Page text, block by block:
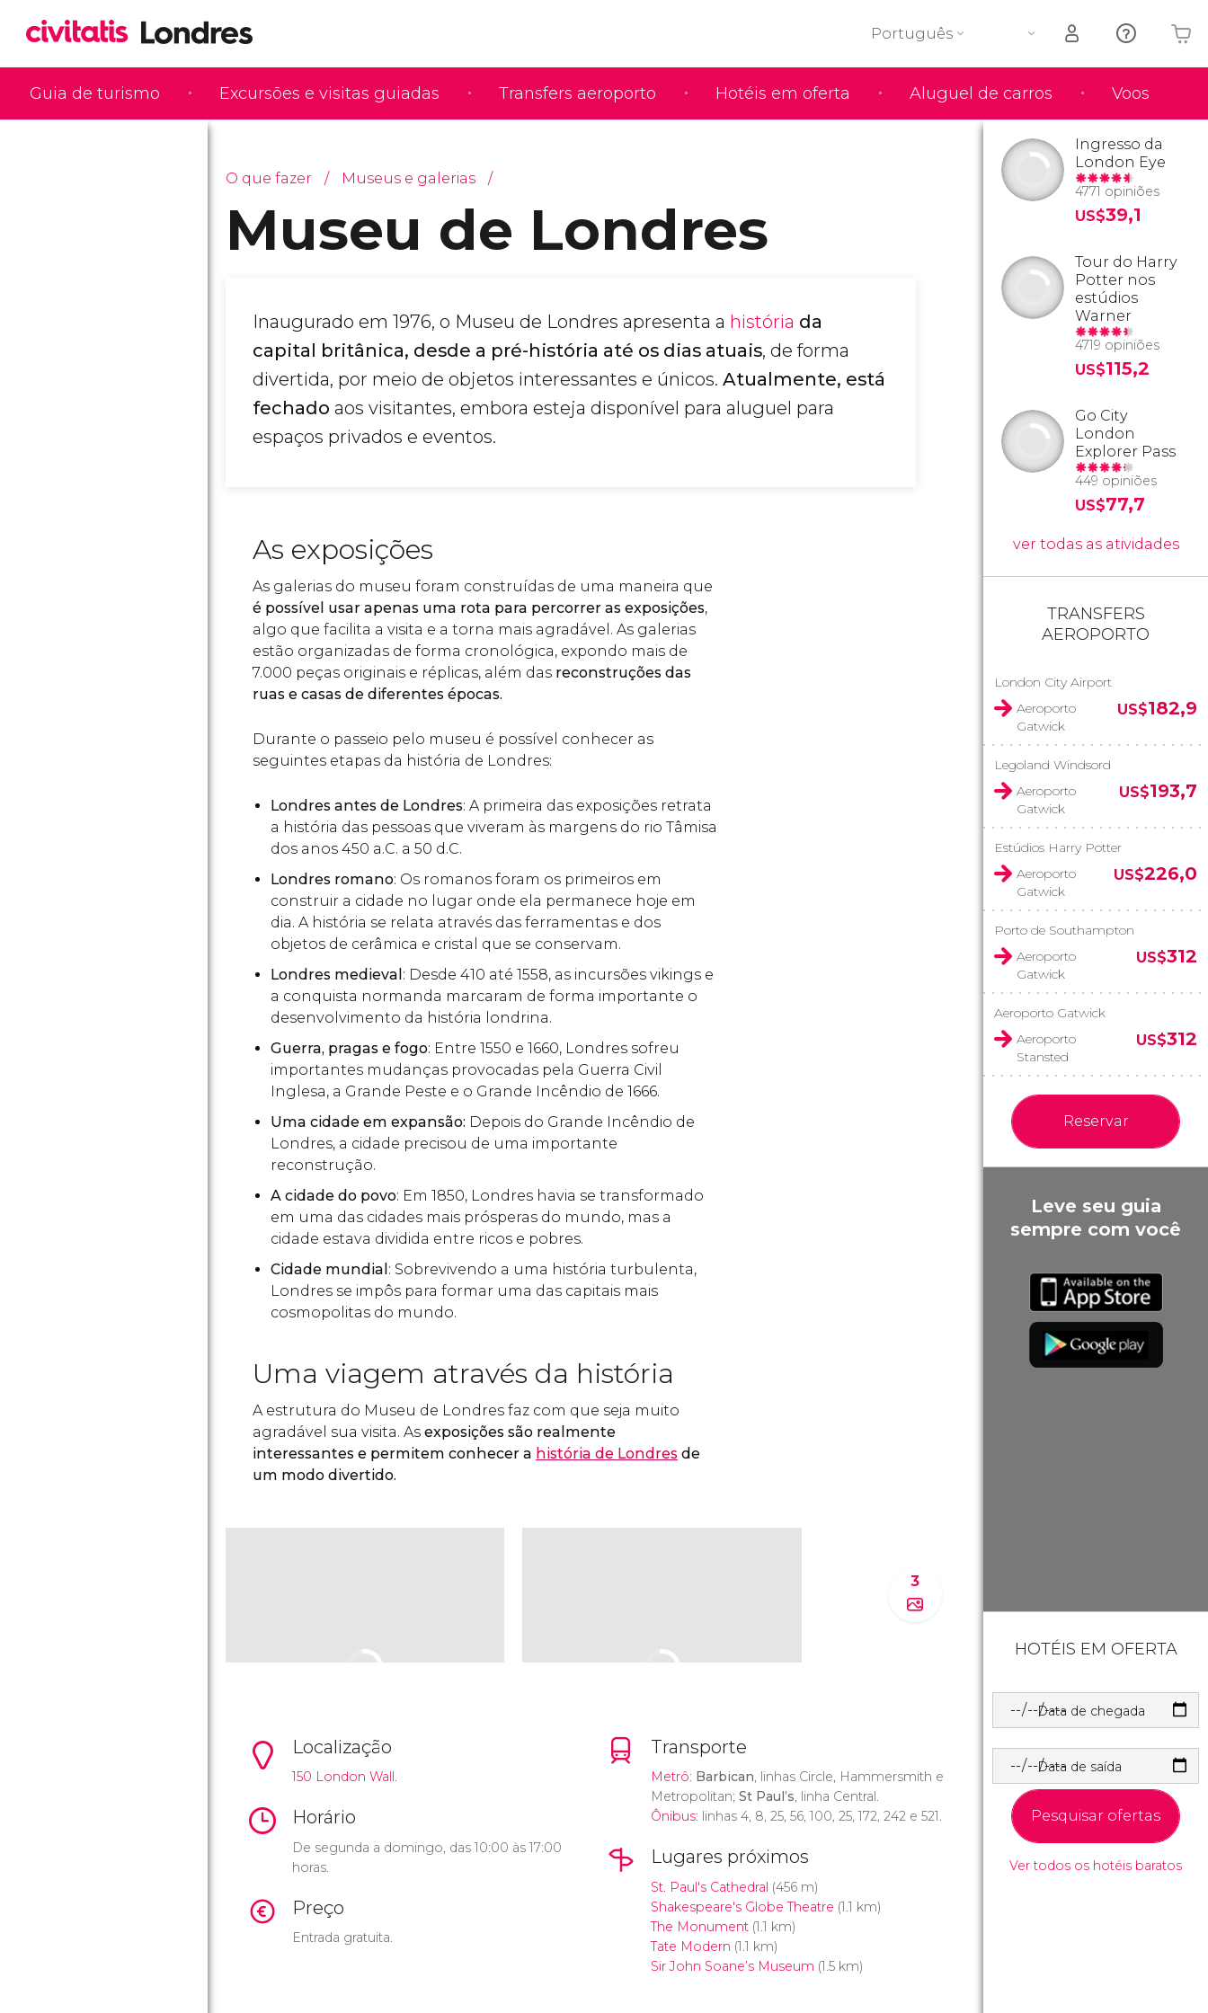
Guia de turismo Excursões e visitas guiadas Transfers aeroporto Hotéis em oferta Aluguel de carros Voos
Português
O seu carrinho está vazio
O que fazer Museus e galerias
Museu de Londres
Inaugurado em 1976, o Museu de Londres apresenta a história da
capital britânica, desde a pré-história até os dias atuais, de forma
divertida, por meio de objetos interessantes e únicos. Atualmente, está
fechado aos visitantes, embora esteja disponível para aluguel para
espaços privados e eventos.
As exposições
As galerias do museu foram construídas de uma maneira que
é possível usar apenas uma rota para percorrer as exposições,
algo que facilita a visita e a torna mais agradável. As galerias
estão organizadas de forma cronológica, expondo mais de
7.000 peças originais e réplicas, além das reconstruções das
ruas e casas de diferentes épocas.
Durante o passeio pelo museu é possível conhecer as
seguintes etapas da história de Londres:
Londres antes de Londres: A primeira das exposições retrata
a história das pessoas que viveram às margens do rio Tâmisa
dos anos 450 a.C. a 50 d.C.
Londres romano: Os romanos foram os primeiros em
construir a cidade no lugar onde ela permanece hoje em
dia. A história se relata através das ferramentas e dos
objetos de cerâmica e cristal que se conservam.
Londres medieval : Desde 410 até 1558, as incursões vikings e
a conquista normanda marcaram de forma importante o
desenvolvimento da história londrina.
Guerra, pragas e fogo: Entre 1550 e 1660, Londres sofreu
importantes mudanças provocadas pela Guerra Civil
Inglesa, a Grande Peste e o Grande Incêndio de 1666.
Uma cidade em expansão: Depois do Grande Incêndio de
Londres, a cidade precisou de uma importante
reconstrução.
A cidade do povo: Em 1850, Londres havia se transformado
em uma das cidades mais prósperas do mundo, mas a
cidade estava dividida entre ricos e pobres.
Cidade mundial : Sobrevivendo a uma história turbulenta,
Londres se impôs para formar uma das capitais mais
cosmopolitas do mundo.
Uma viagem através da história
A estrutura do Museu de Londres faz com que seja muito
agradável sua visita. As exposições são realmente
interessantes e permitem conhecer a história de Londres de
um modo divertido.
3
Localização
150 London Wall.
Horário
De segunda a domingo, das 10:00 às 17:00
horas.
Preço
Entrada gratuita.
Transporte
Metrô: Barbican, linhas Circle, Hammersmith e
Metropolitan; St Paul’s, linha Central.
Ônibus: linhas 4, 8, 25, 56, 100, 25, 172, 242 e 521.
Lugares próximos
St. Paul's Cathedral (456 m)
Shakespeare's Globe Theatre (1.1 km)
The Monument(1.1 km)
Tate Modern (1.1 km)
Sir John Soane’s Museum (1.5 km)
Ingresso da
London Eye
4771 opiniões
US$39,1
Tour do Harry
Potter nos
estúdios
Warner
4719 opiniões
US$115,2
Go City
London
Explorer Pass
449 opiniões
US$77,7
ver todas as atividades
TRANSFERS
AEROPORTO
London City Airport
Aeroporto
Gatwick
US$182,9
Legoland Windsord
Aeroporto
Gatwick
US$193,7
Estúdios Harry Potter
Aeroporto
Gatwick
US$226,0
Porto de Southampton
Aeroporto
Gatwick
US$312
Aeroporto Gatwick
Aeroporto
Stansted
US$312
Reservar
Leve seu guia
sempre com você
HOTÉIS EM OFERTA
Data de chegada
Data de saída
Pesquisar ofertas
Ver todos os hotéis baratos